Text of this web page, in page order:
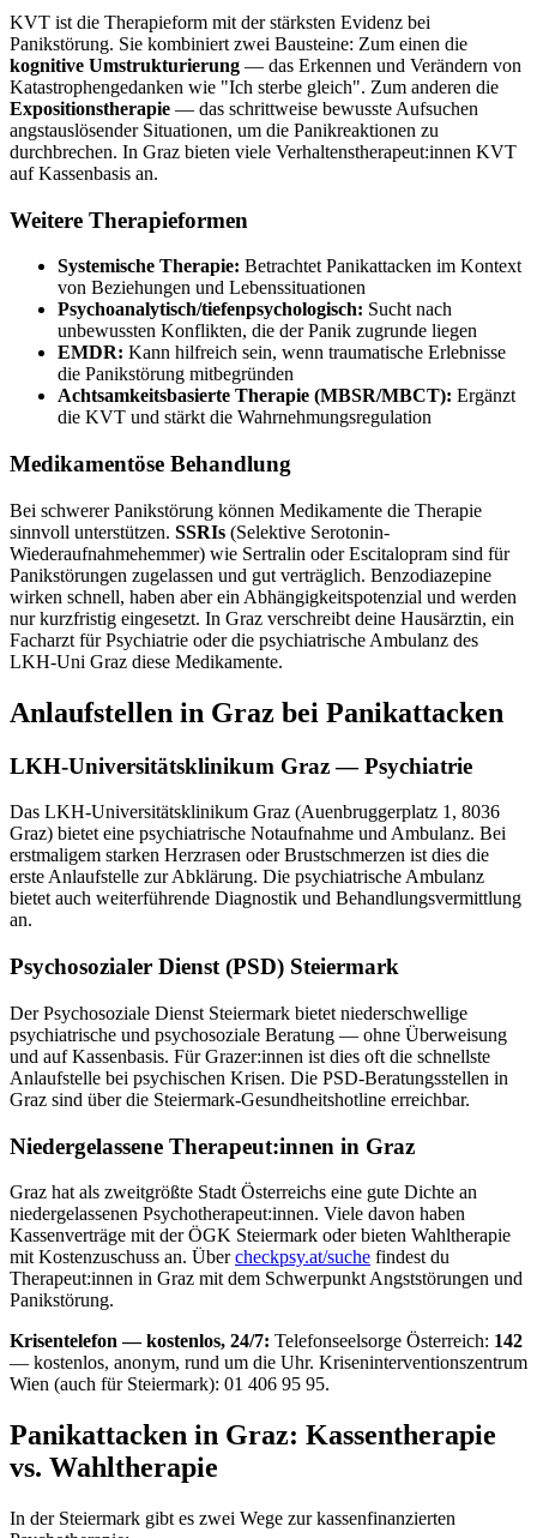
KVT ist die Therapieform mit der stärksten Evidenz bei
Panikstörung. Sie kombiniert zwei Bausteine: Zum einen die
kognitive Umstrukturierung — das Erkennen und Verändern von
Katastrophengedanken wie "Ich sterbe gleich". Zum anderen die
Expositionstherapie — das schrittweise bewusste Aufsuchen
angstauslösender Situationen, um die Panikreaktionen zu
durchbrechen. In Graz bieten viele Verhaltenstherapeut:innen KVT
auf Kassenbasis an.
Weitere Therapieformen
Systemische Therapie: Betrachtet Panikattacken im Kontext
von Beziehungen und Lebenssituationen
Psychoanalytisch/tiefenpsychologisch: Sucht nach
unbewussten Konflikten, die der Panik zugrunde liegen
EMDR: Kann hilfreich sein, wenn traumatische Erlebnisse
die Panikstörung mitbegründen
Achtsamkeitsbasierte Therapie (MBSR/MBCT): Ergänzt
die KVT und stärkt die Wahrnehmungsregulation
Medikamentöse Behandlung
Bei schwerer Panikstörung können Medikamente die Therapie
sinnvoll unterstützen. SSRIs (Selektive Serotonin-
Wiederaufnahmehemmer) wie Sertralin oder Escitalopram sind für
Panikstörungen zugelassen und gut verträglich. Benzodiazepine
wirken schnell, haben aber ein Abhängigkeitspotenzial und werden
nur kurzfristig eingesetzt. In Graz verschreibt deine Hausärztin, ein
Facharzt für Psychiatrie oder die psychiatrische Ambulanz des
LKH-Uni Graz diese Medikamente.
Anlaufstellen in Graz bei Panikattacken
LKH-Universitätsklinikum Graz — Psychiatrie
Das LKH-Universitätsklinikum Graz (Auenbruggerplatz 1, 8036
Graz) bietet eine psychiatrische Notaufnahme und Ambulanz. Bei
erstmaligem starken Herzrasen oder Brustschmerzen ist dies die
erste Anlaufstelle zur Abklärung. Die psychiatrische Ambulanz
bietet auch weiterführende Diagnostik und Behandlungsvermittlung
an.
Psychosozialer Dienst (PSD) Steiermark
Der Psychosoziale Dienst Steiermark bietet niederschwellige
psychiatrische und psychosoziale Beratung — ohne Überweisung
und auf Kassenbasis. Für Grazer:innen ist dies oft die schnellste
Anlaufstelle bei psychischen Krisen. Die PSD-Beratungsstellen in
Graz sind über die Steiermark-Gesundheitshotline erreichbar.
Niedergelassene Therapeut:innen in Graz
Graz hat als zweitgrößte Stadt Österreichs eine gute Dichte an
niedergelassenen Psychotherapeut:innen. Viele davon haben
Kassenverträge mit der ÖGK Steiermark oder bieten Wahltherapie
mit Kostenzuschuss an. Über checkpsy.at/suche findest du
Therapeut:innen in Graz mit dem Schwerpunkt Angststörungen und
Panikstörung.
Krisentelefon — kostenlos, 24/7: Telefonseelsorge Österreich: 142
— kostenlos, anonym, rund um die Uhr. Kriseninterventionszentrum
Wien (auch für Steiermark): 01 406 95 95.
Panikattacken in Graz: Kassentherapie
vs. Wahltherapie
In der Steiermark gibt es zwei Wege zur kassenfinanzierten